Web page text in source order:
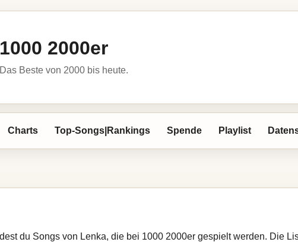
1000 2000er
Das Beste von 2000 bis heute.
Charts Top-Songs|Rankings Spende Playlist
du Songs von Lenka, die bei 1000 2000er gespielt werden. Die